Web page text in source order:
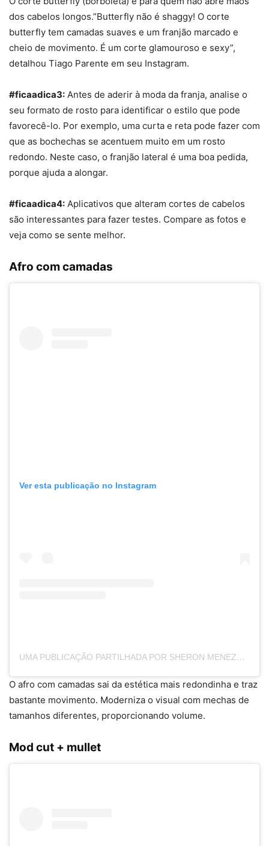
dos cabelos longos.”Butterfly não é shaggy! O corte
butterfly tem camadas suaves e um franjão marcado e
cheio de movimento. É um corte glamouroso e sexy”,
detalhou Tiago Parente em seu Instagram.
#ficaadica3: Antes de aderir à moda da franja, analise o
seu formato de rosto para identificar o estilo que pode
favorecê-lo. Por exemplo, uma curta e reta pode fazer com
que as bochechas se acentuem muito em um rosto
redondo. Neste caso, o franjão lateral é uma boa pedida,
porque ajuda a alongar.
#ficaadica4: Aplicativos que alteram cortes de cabelos
são interessantes para fazer testes. Compare as fotos e
veja como se sente melhor.
Afro com camadas
Ver esta publicação no Instagram
UMA PUBLICAÇÃO PARTILHADA POR SHERON MENEZZES (@SHERONMENEZZES)
O afro com camadas sai da estética mais redondinha e traz
bastante movimento. Moderniza o visual com mechas de
tamanhos diferentes, proporcionando volume.
Mod cut + mullet